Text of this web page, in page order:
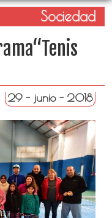
Sociedad
29 - junio - 2018